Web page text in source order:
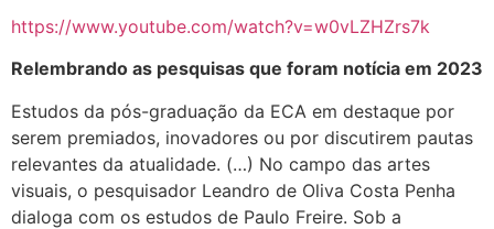
https://www.youtube.com/watch?v=w0vLZHZrs7k
Relembrando as pesquisas que foram notícia em 2023
Estudos da pós-graduação da ECA em destaque por
serem premiados, inovadores ou por discutirem pautas
relevantes da atualidade. (…) No campo das artes
visuais, o pesquisador Leandro de Oliva Costa Penha
dialoga com os estudos de Paulo Freire. Sob a